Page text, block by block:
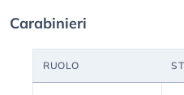
Carabinieri
RUOLO